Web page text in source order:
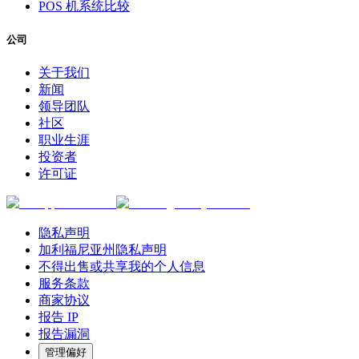
POS 机系统比较
公司
关于我们
新闻
领导团队
社区
职业生涯
投资者
许可证
隐私声明
加利福尼亚州隐私声明
不得出售或共享我的个人信息
服务条款
商家协议
报告 IP
报告漏洞
管理偏好